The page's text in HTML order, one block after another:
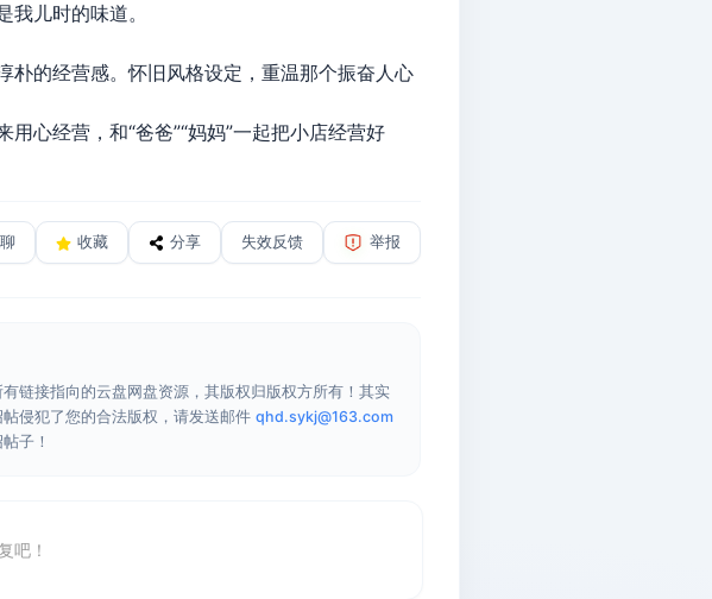
儿时的味道。
朴的经营感。怀旧风格设定，重温那个振奋人心
心经营，和“爸爸”“妈妈”一起把小店经营好
收藏 分享 失效反馈 举报
链接指向的云盘网盘资源，其版权归版权方所有！其实
侵犯了您的合法版权，请发送邮件 qhd.sykj@163.com
子！
吧！